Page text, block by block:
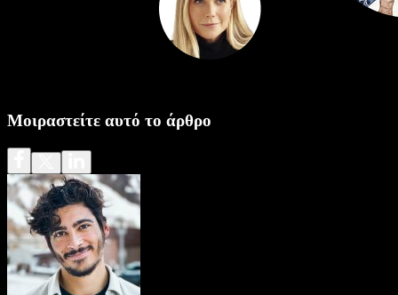
Μοιραστείτε αυτό το άρθρο